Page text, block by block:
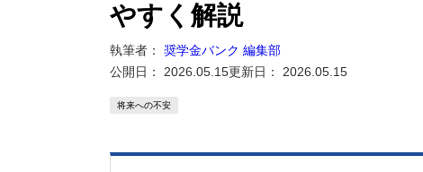
やすく解説
執筆者：
奨学金バンク 編集部
公開日：
2026.05.15更新日： 2026.05.15
将来への不安